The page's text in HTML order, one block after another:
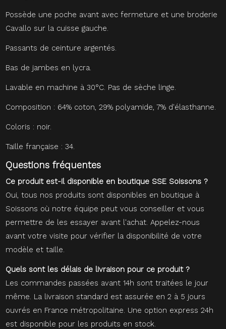
Possède une poche avant avec fermeture et une broderie
Cavallo sur la cuisse gauche.
Passants de ceinture argentés.
Bas de jambes en lycra.
Lavable en machine à 30°C. Pas de sèche linge.
Composition : 64% coton, 29% polyamide, 7% d'élasthanne.
Coloris : noir.
Taille française : 34.
Questions fréquentes
Ce produit est-il disponible en boutique SSE Soissons ?
Oui, tous nos produits sont disponibles en boutique à
Soissons où notre équipe peut vous conseiller et vous
permettre de les essayer avant l'achat. Appelez-nous
avant votre visite pour vérifier la disponibilité de votre
modèle et taille.
Quels sont les délais de livraison pour ce produit ?
Les commandes passées avant 14h sont traitées le jour
même. La livraison standard est assurée en 2 à 5 jours
ouvrés en France métropolitaine. Une option express 24h
est disponible pour les produits en stock.